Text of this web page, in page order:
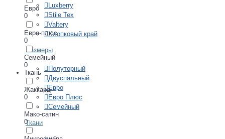
Luxberry
Stile Tex
Valtery
Хлопковый край
Размеры
Полуторный
Двуспальный
Евро
Евро Плюс
Семейный
Ткани
Евро
0
Евро-плюс
0
Семейный
0
Ткань
Жаккард
0
Мако-сатин
0